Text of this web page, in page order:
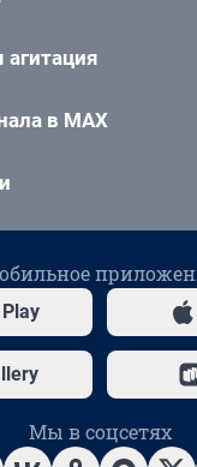
в MAX
Мы в соцсетях